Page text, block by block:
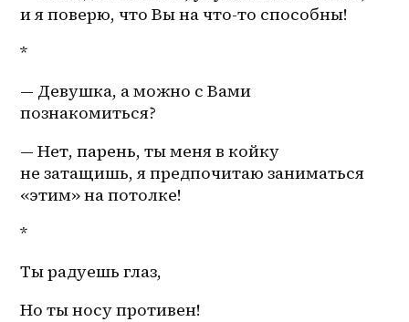
и я поверю, что Вы на что-то способны!
*
— Девушка, а можно с Вами
познакомиться?
— Нет, парень, ты меня в койку
не затащишь, я предпочитаю заниматься
«этим» на потолке!
*
Ты радуешь глаз,
Но ты носу противен!